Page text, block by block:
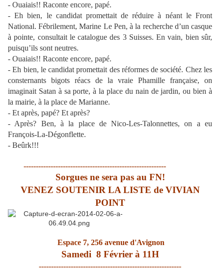
- Ouaiais!! Raconte encore, papé.
- Eh bien, le candidat promettait de réduire à néant le Front
National. Fébrilement, Marine Le Pen, à la recherche d’un casque
à pointe, consultait le catalogue des 3 Suisses. En vain, bien sûr,
puisqu’ils sont neutres.
- Ouaiais!! Raconte encore, papé.
- Eh bien, le candidat promettait des réformes de société. Chez les
consternants bigots réacs de la vraie Phamille française, on
imaginait Satan à sa porte, à la place du nain de jardin, ou bien à
la mairie, à la place de Marianne.
- Et après, papé? Et après?
- Après? Ben, à la place de Nico-Les-Talonnettes, on a eu
François-La-Dégonflette.
- Beûrk!!!
----------------------------------------------------------
Sorgues ne sera pas au FN!
VENEZ SOUTENIR LA LISTE de VIVIAN
POINT
Espace 7, 256 avenue d'Avignon
Samedi 8 Février à 11H
----------------------------------------------------------